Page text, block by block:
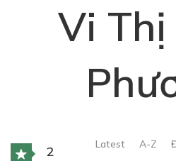
Vi Thị
2
Latest A-Z